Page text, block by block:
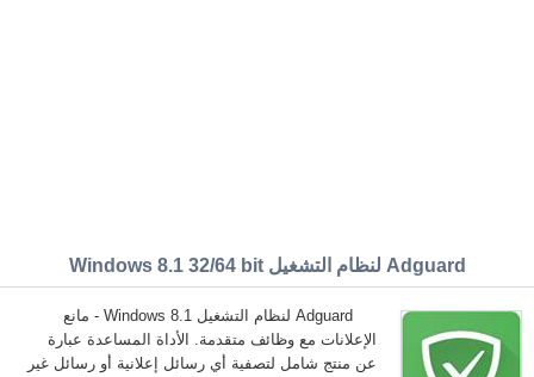
Adguard لنظام التشغيل Windows 8.1 32/64 bit
Adguard لنظام التشغيل Windows 8.1 - مانع
الإعلانات مع وظائف متقدمة. الأداة المساعدة عبارة
عن منتج شامل لتصفية أي رسائل إعلانية أو رسائل غير